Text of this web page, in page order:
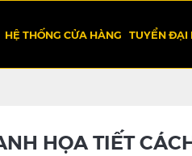
HỆ THỐNG CỬA HÀNG TUYỂN ĐẠI
HỌA TIẾT